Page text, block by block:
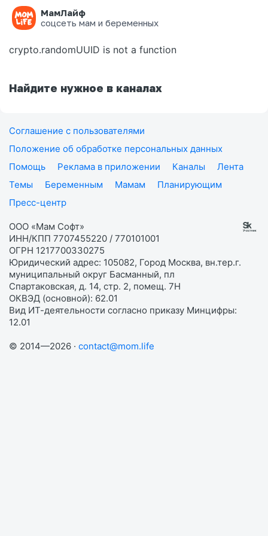
МамЛайф
соцсеть мам и беременных
Ошибка на странице
crypto.randomUUID is not a function
Найдите нужное в каналах
Соглашение с пользователями
Положение об обработке персональных данных
Помощь
Реклама в приложении Каналы
Лента
Темы
Беременным Мамам
Планирующим
Пресс-центр
ООО «Мам Софт»
ИНН/КПП 7707455220 / 770101001
ОГРН 1217700330275
Юридический адрес: 105082, Город Москва, вн.тер.г.
муниципальный округ Басманный, пл
Спартаковская, д. 14, стр. 2, помещ. 7Н
ОКВЭД (основной): 62.01
Вид ИТ-деятельности согласно приказу Минцифры:
12.01
© 2014—2026 · contact@mom.life